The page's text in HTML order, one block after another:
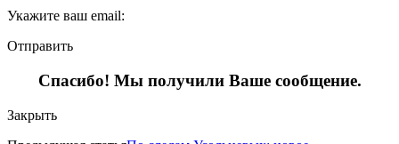
Укажите ваш email:
Отправить
Спасибо! Мы получили Ваше сообщение.
Закрыть